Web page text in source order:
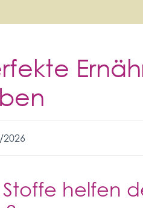
2026
helfen